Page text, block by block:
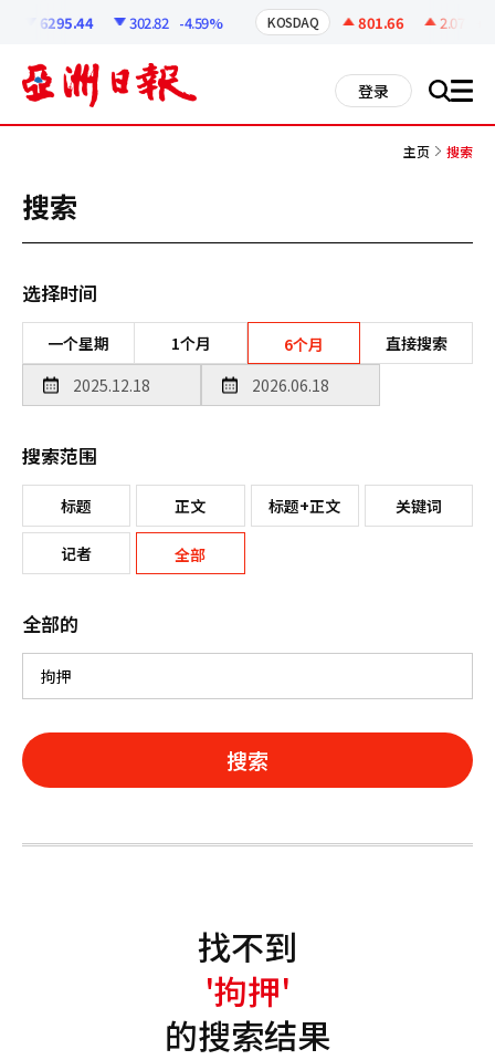
6295.44 302.82 -4.59% KOSDAQ 801.66 2.07
登录 搜 all
主页 搜索
搜索
选择时间
一个星期 1个月 6个月 直接搜索
搜索范围
标题 正文 标题+正文 关键词
记者 全部
全部的
搜索
找不到
'拘押'
的搜索结果